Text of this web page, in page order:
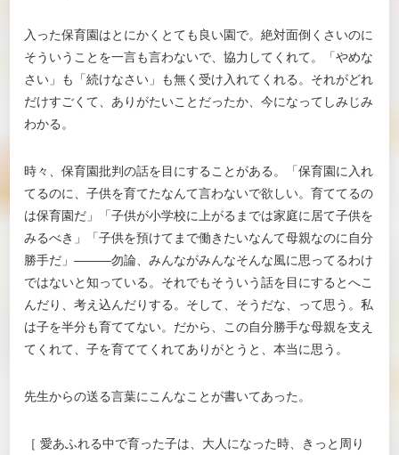
入った保育園はとにかくとても良い園で。絶対面倒くさいのに
そういうことを一言も言わないで、協力してくれて。「やめな
さい」も「続けなさい」も無く受け入れてくれる。それがどれ
だけすごくて、ありがたいことだったか、今になってしみじみ
わかる。
時々、保育園批判の話を目にすることがある。「保育園に入れ
てるのに、子供を育てたなんて言わないで欲しい。育ててるの
は保育園だ」「子供が小学校に上がるまでは家庭に居て子供を
みるべき」「子供を預けてまで働きたいなんて母親なのに自分
勝手だ」―――勿論、みんながみんなそんな風に思ってるわけ
ではないと知っている。それでもそういう話を目にするとへこ
んだり、考え込んだりする。そして、そうだな、って思う。私
は子を半分も育ててない。だから、この自分勝手な母親を支え
てくれて、子を育ててくれてありがとうと、本当に思う。
先生からの送る言葉にこんなことが書いてあった。
［ 愛あふれる中で育った子は、大人になった時、きっと周り